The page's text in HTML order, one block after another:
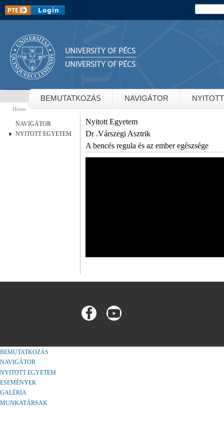
Search
UNIVERSITY OF PÉCS
UNIVERSITY OF PÉCS
BEMUTATKOZÁS NAVIGÁTOR
You are here
Home
NAVIGÁTOR
NYITOTT EGYETEM
Nyitott Egyetem
Dr .Várszegi Asztrik
A bencés regula és az ember egészsége
BEMUTATKOZÁS
NAVIGÁTOR
NYITOTT EGYETEM
ESEMÉNYEK
GALÉRIA
MUNKATÁRSAK